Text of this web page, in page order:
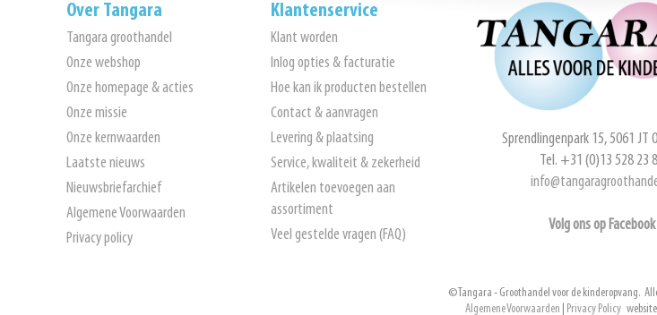
Over Tangara
Tangara groothandel
Onze webshop
Onze homepage & acties
Onze missie
Onze kernwaarden
Laatste nieuws
Nieuwsbriefarchief
Algemene Voorwaarden
Privacy policy
Klantenservice
Klant worden
Inlog opties & facturatie
Hoe kan ik producten bestellen
Contact & aanvragen
Levering & plaatsing
Service, kwaliteit & zekerheid
Artikelen toevoegen aan
assortiment
Veel gestelde vragen (FAQ)
Sprendlingenpark 15, 5061 JT
Tel. +31 (0)13 528 23
Volg ons op Facebook
© Tangara - Groothandel voor de kinderopvang.
Algemene Voorwaarden
Privacy Policy